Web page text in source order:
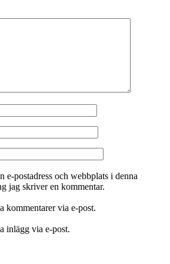
e-postadress och webbplats i denna
jag skriver en kommentar.
kommentarer via e-post.
inlägg via e-post.